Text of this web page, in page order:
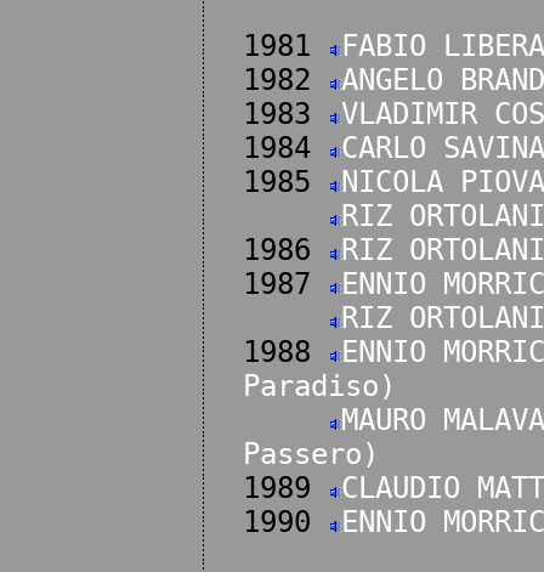
1981
FABIO
1982
ANGELO
1983
VLADIMIR
1984
CARLO
1985
NICOLA
RIZ
1986
RIZ
1987
ENNIO
RIZ
1988
ENNIO
Paradiso)
MAURO
Passero)
1989
CLAUDIO
1990
ENNIO